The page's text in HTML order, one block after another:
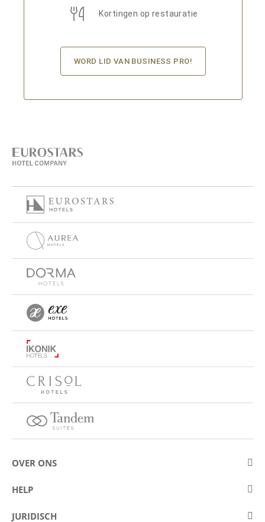
Kortingen op restauratie
WORD LID VAN BUSINESS PRO!
OVER ONS
Over Eurostars Hotel Company
HELP
Contact opnemen
JURIDISCH